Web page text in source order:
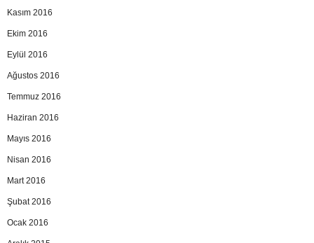
Kasım 2016
Ekim 2016
Eylül 2016
Ağustos 2016
Temmuz 2016
Haziran 2016
Mayıs 2016
Nisan 2016
Mart 2016
Şubat 2016
Ocak 2016